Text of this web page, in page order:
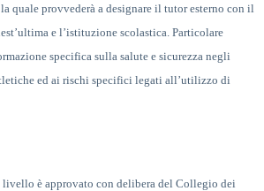
quale provvederà a designare il tutor esterno con il
e l’istituzione scolastica. Particolare
specifica sulla salute e sicurezza negli
ed ai rischi specifici legati all’utilizzo di
è approvato con delibera del Collegio dei